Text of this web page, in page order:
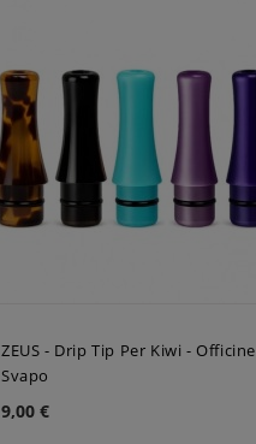
ZEUS - Drip Tip Per Kiwi - Officine
Svapo
9,00 €